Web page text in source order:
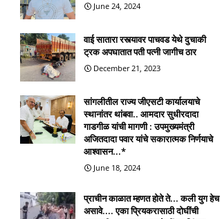
June 24, 2024
वाई सातारा रस्त्यावर पाचवड येथे दुचाकी
ट्रक अपघातात पती पत्नी जागीच ठार
December 21, 2023
सांगलीतील राज्य जीएसटी कार्यालयाचे
स्थानांतर थांबवा.. आमदार सुधीरदादा
गाडगीळ यांची मागणी : उपमुख्यमंत्री
अजितदादा पवार यांचे सकारात्मक निर्णयाचे
आश्वासन...*
June 18, 2024
प्राचीन काळात म्हणत होते ते... कली युग हेच
असावे.... एका प्रियकरासाठी दोघींची